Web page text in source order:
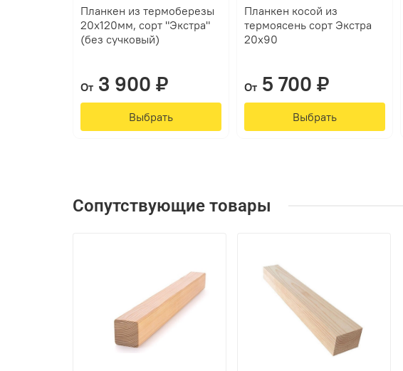
Планкен из термоберезы
20х120мм, сорт "Экстра"
(без сучковый)
От 3 900 ₽
Выбрать
Планкен косой из
термоясень сорт Экстра
20х90
От 5 700 ₽
Выбрать
Сопутствующие товары